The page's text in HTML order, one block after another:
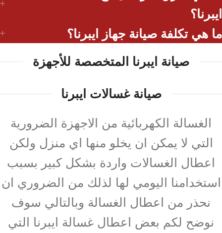
ايبرنا؟
ما هي تكلفة صيانة جهاز ايبرنا؟
صيانة ايبرنا المتخصصة للأجهزة
صيانة غسالات ايبرنا
الغسالة الكهربائية من الاجهزة الضرورية
التي لا يمكن ان يخلو منها اي منزل ولكن
اعطال الغسالات واردة بشكل كبير بسبب
استخدامنا اليومي لها لذلك من الضروري ان
نحذر من اعطال الغسالة وبالتالي سوف
نوضح لكم بعض اعطال غسالة ايبرنا التي